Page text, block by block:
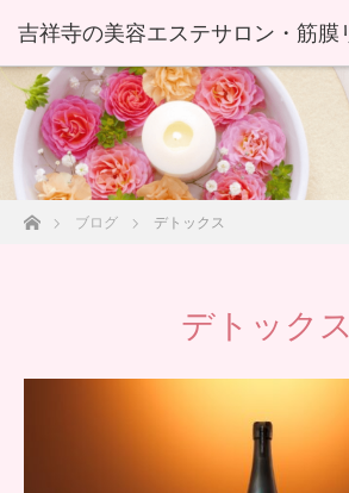
ホームブログ デトックス
デトックス